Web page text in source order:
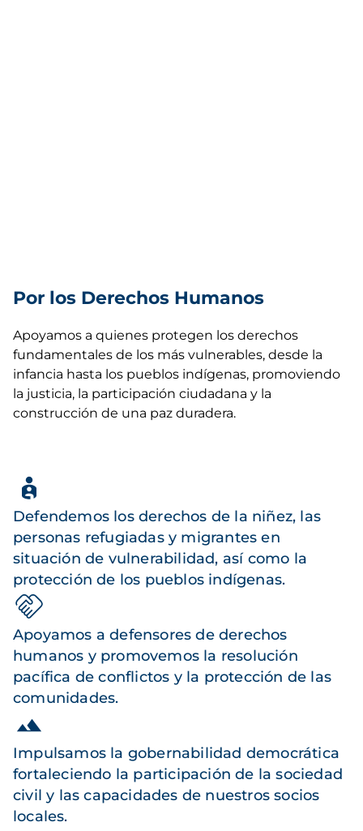
Por los Derechos Humanos
Apoyamos a quienes protegen los derechos
fundamentales de los más vulnerables, desde la
infancia hasta los pueblos indígenas, promoviendo
la justicia, la participación ciudadana y la
construcción de una paz duradera.
Defendemos los derechos de la niñez, las
personas refugiadas y migrantes en
situación de vulnerabilidad, así como la
protección de los pueblos indígenas.
Apoyamos a defensores de derechos
humanos y promovemos la resolución
pacífica de conflictos y la protección de las
comunidades.
Impulsamos la gobernabilidad democrática
fortaleciendo la participación de la sociedad
civil y las capacidades de nuestros socios
locales.